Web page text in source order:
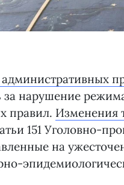
административных
за нарушение
правил. Изменения
151 Уголовно-
на